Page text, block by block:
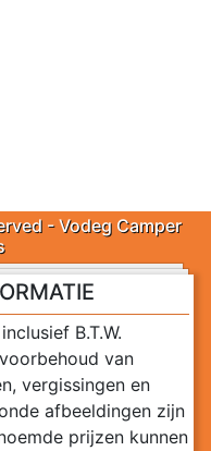
- Vodeg Camper
B.T.W.
van
vergissingen en
afbeeldingen zijn
prijzen kunnen